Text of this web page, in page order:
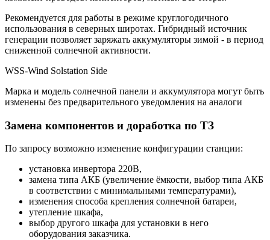
Рекомендуется для работы в режиме круглогодичного
использования в северных широтах. Гибридный источник
генерации позволяет заряжать аккумуляторы зимой - в период
сниженной солнечной активности.
WSS-Wind Solstation Side
Марка и модель солнечной панели и аккумулятора могут быть
изменены без предварительного уведомления на аналоги
Замена компонентов и доработка по ТЗ
По запросу возможно изменение конфигурации станции:
установка инвертора 220В,
замена типа АКБ (увеличение ёмкости, выбор типа АКБ
в соответствии с минимальными температурами),
изменения способа крепления солнечной батареи,
утепление шкафа,
выбор другого шкафа для установки в него
оборудования заказчика.